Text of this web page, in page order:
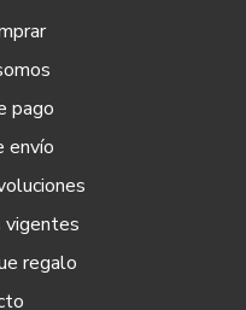
pago
envío
vigentes
regalo